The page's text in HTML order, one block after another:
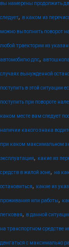
вы намерены продолжить
следует, в каком из
можно выполнить поворот
любой траектории из
автомобилю дпс,
случаях вынужденной
поступить в этой ситуации
поступить при повороте
каком месте вам следует
наличии какого знака
при каком максимальном
эксплуатация, какие из
средств в жилой зоне, на
остановиться, какие из
проживания или работы,
легковая, в данной
на транспортном средстве
двигаться с максимально